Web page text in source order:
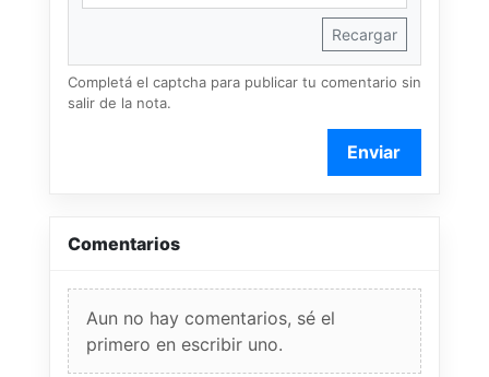
Recargar
Completá el captcha para publicar tu comentario sin
salir de la nota.
Enviar
Comentarios
Aun no hay comentarios, sé el
primero en escribir uno.